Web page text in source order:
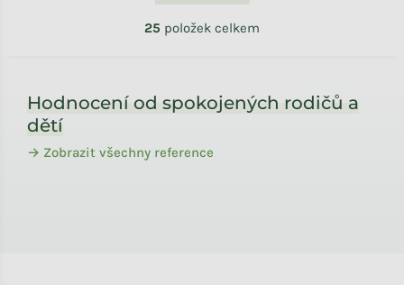
25 položek celkem
Hodnocení od spokojených rodičů a
dětí
→ Zobrazit všechny reference